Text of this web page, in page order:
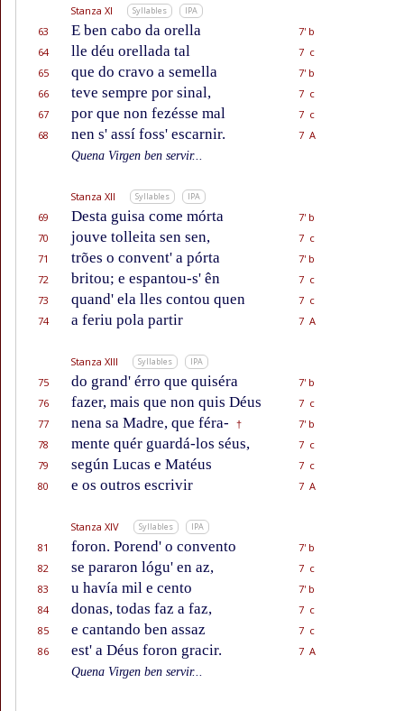
Stanza XI Syllables IPA
63 E ben cabo da orella
7' b
64
lle déu orellada tal
7 c
65
que do cravo a semella
7' b
66
teve sempre por sinal,
7 c
67
por que non fezésse mal
7 c
68
nen s' assí foss' escarnir.
7 A
Quena Virgen ben servir...
Stanza XII Syllables IPA
69 Desta guisa come mórta
7' b
70
jouve tolleita sen sen,
7 c
71
trões o convent' a pórta
7' b
72
britou; e espantou-s' ên
7 c
73
quand' ela lles contou quen
7 c
74
a feriu pola partir 7 A
Stanza XIII Syllables IPA
75 do grand' érro que quiséra
7' b
76
fazer, mais que non quis Déus
7 c
77
nena sa Madre, que féra- †
7' b
78
mente quér guardá-los séus,
7 c
79
según Lucas e Matéus
7 c
80
e os outros escrivir 7 A
Stanza XIV Syllables IPA
81 foron. Porend' o convento
7' b
82
se pararon lógu' en az,
7 c
83
u havía mil e cento
7' b
84
donas, todas faz a faz,
7 c
85
e cantando ben assaz
7 c
86
est' a Déus foron gracir.
7 A
Quena Virgen ben servir...